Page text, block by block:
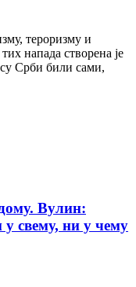
тероризму и
напада створена је
Срби били сами,
Вулин:
у свему, ни у чему